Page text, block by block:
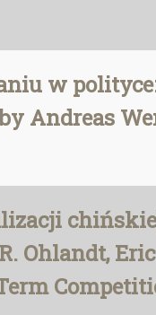
w
Andreas
Ohlandt,